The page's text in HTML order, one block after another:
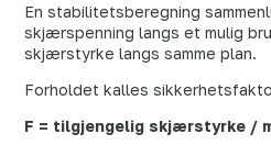
En stabilitetsberegning
skjærspenning langs et mulig
skjærstyrke langs samme plan.
Forholdet kalles
F = tilgjengelig skjærstyrke /